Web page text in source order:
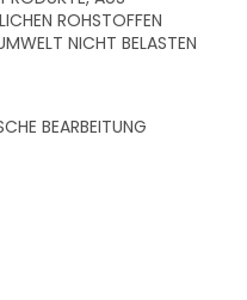
ROHSTOFFEN
NICHT BELASTEN
BEARBEITUNG